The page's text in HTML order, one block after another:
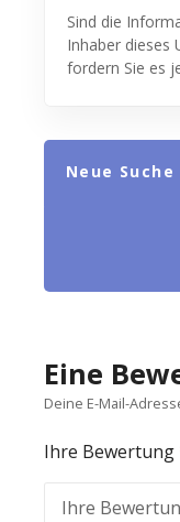
Sind die
Inhaber dieses
fordern Sie es
Neue Suche
Eine
Deine E-Mail-
Ihre Bewertung
Ihre